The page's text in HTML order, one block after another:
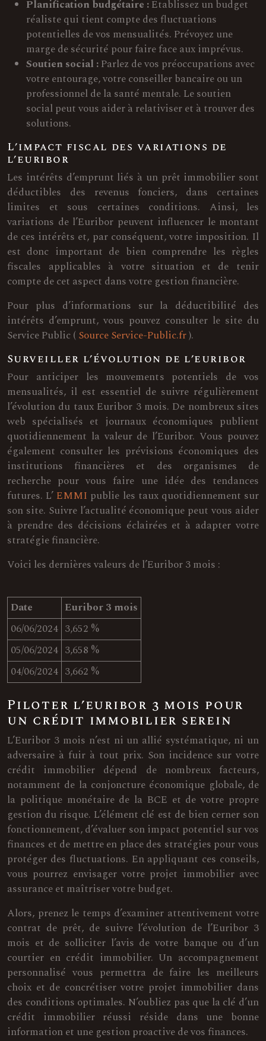
Planification budgétaire :Établissez un budget
réaliste qui tient compte des fluctuations
potentielles de vos mensualités. Prévoyez une
marge de sécurité pour faire face aux imprévus.
Soutien social :Parlez de vos préoccupations avec
votre entourage, votre conseiller bancaire ou un
professionnel de la santé mentale. Le soutien
social peut vous aider à relativiser et à trouver des
solutions.
L’impact fiscal des variations de
l’euribor
Les intérêts d’emprunt liés à un prêt immobilier sont
déductibles des revenus fonciers, dans certaines
limites et sous certaines conditions. Ainsi, les
variations de l’Euribor peuvent influencer le montant
de ces intérêts et, par conséquent, votre imposition. Il
est donc important de bien comprendre les règles
fiscales applicables à votre situation et de tenir
compte de cet aspect dans votre gestion financière.
Pour plus d’informations sur la déductibilité des
intérêts d’emprunt, vous pouvez consulter le site du
Service Public (Source Service-Public.fr).
Surveiller l’évolution de l’euribor
Pour anticiper les mouvements potentiels de vos
mensualités, il est essentiel de suivre régulièrement
l’évolution du taux Euribor 3 mois. De nombreux sites
web spécialisés et journaux économiques publient
quotidiennement la valeur de l’Euribor. Vous pouvez
également consulter les prévisions économiques des
institutions financières et des organismes de
recherche pour vous faire une idée des tendances
futures. L’ EMMI publie les taux quotidiennement sur
son site. Suivre l’actualité économique peut vous aider
à prendre des décisions éclairées et à adapter votre
stratégie financière.
Voici les dernières valeurs de l’Euribor 3 mois :
Date
Euribor 3 mois
06/06/2024 3,652 %
05/06/2024 3,658 %
04/06/2024 3,662 %
Piloter l’euribor 3 mois pour
un crédit immobilier serein
L’Euribor 3 mois n’est ni un allié systématique, ni un
adversaire à fuir à tout prix. Son incidence sur votre
crédit immobilier dépend de nombreux facteurs,
notamment de la conjoncture économique globale, de
la politique monétaire de la BCE et de votre propre
gestion du risque. L’élément clé est de bien cerner son
fonctionnement, d’évaluer son impact potentiel sur vos
finances et de mettre en place des stratégies pour vous
protéger des fluctuations. En appliquant ces conseils,
vous pourrez envisager votre projet immobilier avec
assurance et maîtriser votre budget.
Alors, prenez le temps d’examiner attentivement votre
contrat de prêt, de suivre l’évolution de l’Euribor 3
mois et de solliciter l’avis de votre banque ou d’un
courtier en crédit immobilier. Un accompagnement
personnalisé vous permettra de faire les meilleurs
choix et de concrétiser votre projet immobilier dans
des conditions optimales. N’oubliez pas que la clé d’un
crédit immobilier réussi réside dans une bonne
information et une gestion proactive de vos finances.